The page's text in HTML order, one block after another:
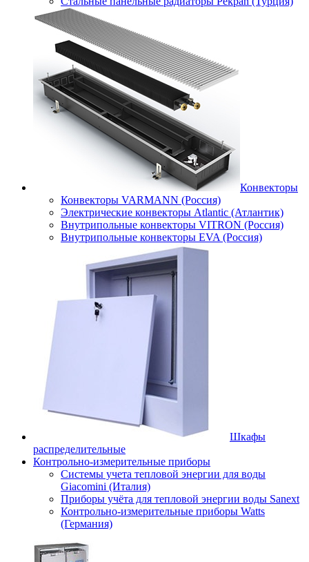
Конвекторы
Конвекторы VARMANN (Россия)
Электрические конвекторы Atlantic (Атлантик)
Внутрипольные конвекторы VITRON (Россия)
Внутрипольные конвекторы EVA (Россия)
Шкафы
распределительные
Контрольно-измерительные приборы
Системы учета тепловой энергии для воды
Giacomini (Италия)
Приборы учёта для тепловой энергии воды Sanext
Контрольно-измерительные приборы Watts
(Германия)